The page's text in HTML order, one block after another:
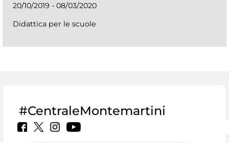
20/10/2019 - 08/03/2020
Didattica per le scuole
#CentraleMontemartini